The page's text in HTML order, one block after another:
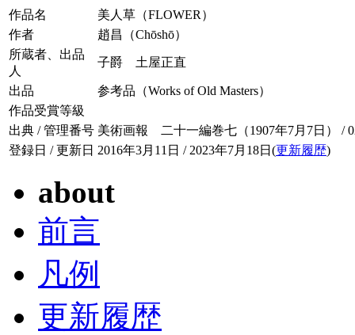
作品名
美人草（FLOWER）
作者
趙昌（Chōshō）
所蔵者、出品
人
子爵 土屋正直
出品
参考品（Works of Old Masters）
作品受賞等級
出典 / 管理番号 美術画報 二十一編巻七（1907年7月7日） /
登録日 / 更新日 2016年3月11日 / 2023年7月18日(更新履歴)
about
前言
凡例
更新履歴